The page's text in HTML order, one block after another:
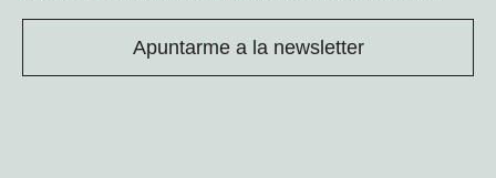
Apuntarme a la newsletter